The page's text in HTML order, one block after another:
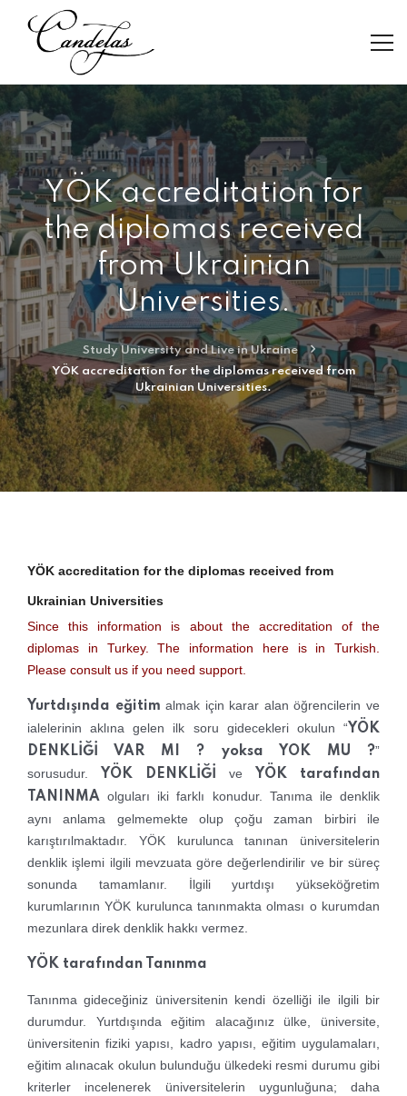
YÖK accreditation for
the diplomas received
from Ukrainian
Universities.
Study University and Live in Ukraine
YÖK accreditation for the diplomas received from
Ukrainian Universities.
YÖK accreditation for the diplomas received from
Ukrainian Universities
Since this information is about the accreditation of the
diplomas in Turkey. The information here is in Turkish.
Please consult us if you need support.
Yurtdışında eğitim almak için karar alan öğrencilerin ve
ialelerinin aklına gelen ilk soru gidecekleri okulun “YÖK
DENKLİĞİ VAR MI ?
yoksa YOK MU ?”
sorusudur. YÖK DENKLİĞİ ve YÖK tarafından
TANINMA olguları iki farklı konudur. Tanıma ile denklik
aynı anlama gelmemekte olup çoğu zaman birbiri ile
karıştırılmaktadır. YÖK kurulunca tanınan üniversitelerin
denklik işlemi ilgili mevzuata göre değerlendirilir ve bir süreç
sonunda tamamlanır. İlgili yurtdışı yükseköğretim
kurumlarının YÖK kurulunca tanınmakta olması o kurumdan
mezunlara direk denklik hakkı vermez.
YÖK tarafından Tanınma
Tanınma gideceğiniz üniversitenin kendi özelliği ile ilgili bir
durumdur. Yurtdışında eğitim alacağınız ülke, üniversite,
üniversitenin fiziki yapısı, kadro yapısı, eğitim uygulamaları,
eğitim alınacak okulun bulunduğu ülkedeki resmi durumu gibi
kriterler incelenerek üniversitelerin uygunluğuna; daha